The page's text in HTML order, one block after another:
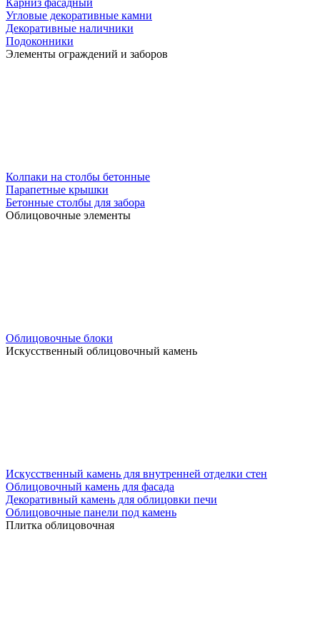
Карниз фасадный
Угловые декоративные камни
Декоративные наличники
Подоконники
Элементы ограждений и заборов
Колпаки на столбы бетонные
Парапетные крышки
Бетонные столбы для забора
Облицовочные элементы
Облицовочные блоки
Искусственный облицовочный камень
Искусственный камень для внутренней отделки стен
Облицовочный камень для фасада
Декоративный камень для облицовки печи
Облицовочные панели под камень
Плитка облицовочная